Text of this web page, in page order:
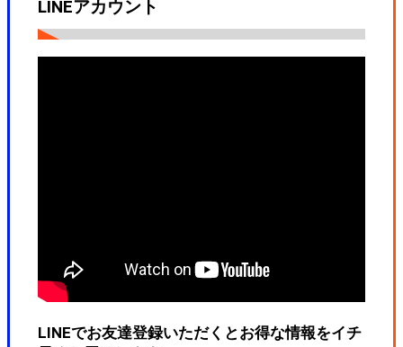
LINEアカウント
LINEでお友達登録いただくとお得な情報をイチ